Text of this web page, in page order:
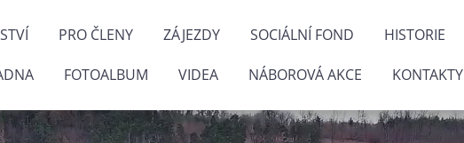
PRO ČLENY ZÁJEZDY SOCIÁLNÍ FOND HISTORIE
FOTOALBUM VIDEA NÁBOROVÁ AKCE KONTAKTY